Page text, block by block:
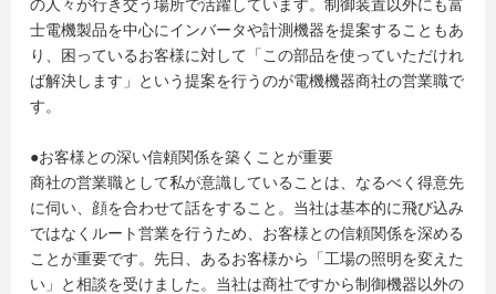
の人々が行き交う場所で活躍しています。制御装置以外にも富
士電機製品を中心にインバータや計測機器を提案することもあ
り、困っているお客様に対して「この部品を使っていただけれ
ば解決します」という提案を行うのが電機機器商社の営業職で
す。
●お客様との深い信頼関係を築くことが重要
商社の営業職として私が意識していることは、なるべく得意先
に伺い、顔を合わせて話をすること。当社は基本的に飛び込み
ではなくルート営業を行うため、お客様との信頼関係を深める
ことが重要です。先日、あるお客様から「工場の照明を変えた
い」と相談を受けました。当社は商社ですから制御機器以外の